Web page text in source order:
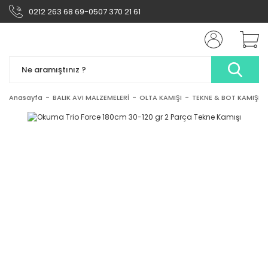
0212 263 68 69-0507 370 21 61
Anasayfa BALIK AVI MALZEMELERİ OLTA KAMIŞI TEKNE & BOT KAMIŞI